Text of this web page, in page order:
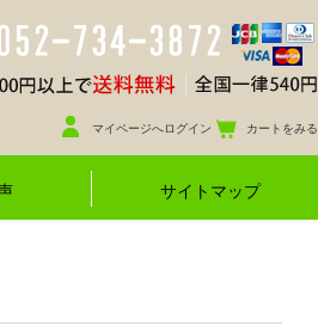
マイページへログイン カートをみる
サイトマップ